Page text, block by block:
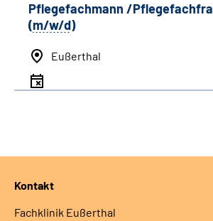
Pflegefachmann /
(m/w/d)
Eußerthal
Kontakt
Fachklinik Eußerthal